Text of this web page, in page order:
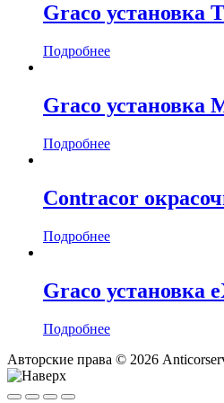
Graco установка
Подробнее
Graco установка
Подробнее
Contracor
Подробнее
Graco установка
Подробнее
Авторские права © 2026